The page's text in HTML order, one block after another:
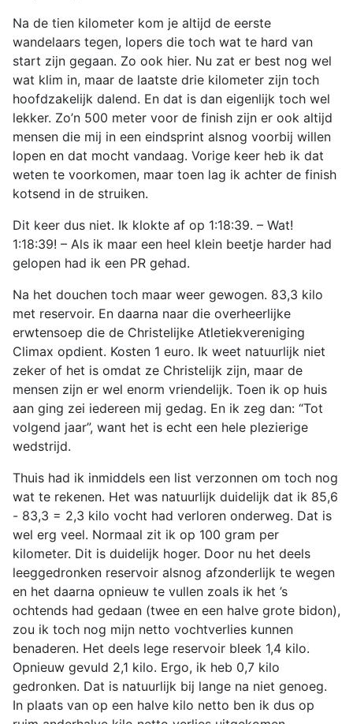
Na de tien kilometer kom je altijd de eerste
wandelaars tegen, lopers die toch wat te hard van
start zijn gegaan. Zo ook hier. Nu zat er best nog wel
wat klim in, maar de laatste drie kilometer zijn toch
hoofdzakelijk dalend. En dat is dan eigenlijk toch wel
lekker. Zo’n 500 meter voor de finish zijn er ook altijd
mensen die mij in een eindsprint alsnog voorbij willen
lopen en dat mocht vandaag. Vorige keer heb ik dat
weten te voorkomen, maar toen lag ik achter de finish
kotsend in de struiken.
Dit keer dus niet. Ik klokte af op 1:18:39. – Wat!
1:18:39! – Als ik maar een heel klein beetje harder had
gelopen had ik een PR gehad.
Na het douchen toch maar weer gewogen. 83,3 kilo
met reservoir. En daarna naar die overheerlijke
erwtensoep die de Christelijke Atletiekvereniging
Climax opdient. Kosten 1 euro. Ik weet natuurlijk niet
zeker of het is omdat ze Christelijk zijn, maar de
mensen zijn er wel enorm vriendelijk. Toen ik op huis
aan ging zei iedereen mij gedag. En ik zeg dan: “Tot
volgend jaar”, want het is echt een hele plezierige
wedstrijd.
Thuis had ik inmiddels een list verzonnen om toch nog
wat te rekenen. Het was natuurlijk duidelijk dat ik 85,6
- 83,3 = 2,3 kilo vocht had verloren onderweg. Dat is
wel erg veel. Normaal zit ik op 100 gram per
kilometer. Dit is duidelijk hoger. Door nu het deels
leeggedronken reservoir alsnog afzonderlijk te wegen
en het daarna opnieuw te vullen zoals ik het ’s
ochtends had gedaan (twee en een halve grote bidon),
zou ik toch nog mijn netto vochtverlies kunnen
benaderen. Het deels lege reservoir bleek 1,4 kilo.
Opnieuw gevuld 2,1 kilo. Ergo, ik heb 0,7 kilo
gedronken. Dat is natuurlijk bij lange na niet genoeg.
In plaats van op een halve kilo netto ben ik dus op